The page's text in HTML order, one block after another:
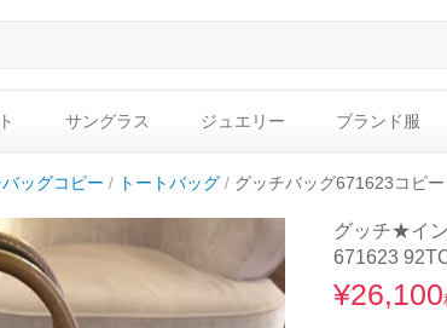
サングラス ジュエリー ブランド服
ッグコピー トートバッグ グッチバッグ671623コピー
グッチ★イ
671623
¥26,100